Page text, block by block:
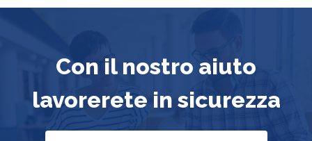
Con il nostro aiuto
lavorerete in sicurezza